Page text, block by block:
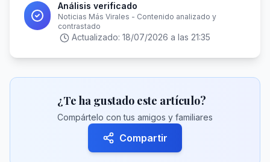
Análisis verificado
Noticias Más Virales - Contenido analizado y
contrastado
Actualizado: 18/07/2026 a las 21:35
¿Te ha gustado este artículo?
Compártelo con tus amigos y familiares
Compartir